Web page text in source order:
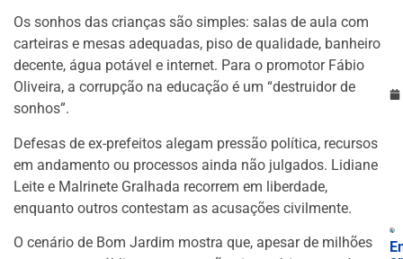
Os sonhos das crianças são simples: salas de aula com
carteiras e mesas adequadas, piso de qualidade, banheiro
decente, água potável e internet. Para o promotor Fábio
Oliveira, a corrupção na educação é um “destruidor de
sonhos”.
Defesas de ex-prefeitos alegam pressão política, recursos
em andamento ou processos ainda não julgados. Lidiane
Leite e Malrinete Gralhada recorrem em liberdade,
enquanto outros contestam as acusações civilmente.
O cenário de Bom Jardim mostra que, apesar de milhões